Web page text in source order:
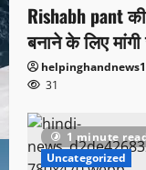
Rishabh pant
बनाने के लिए
31
1 minute
Uncategorized